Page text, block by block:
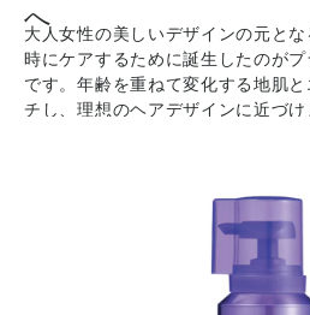
へ
大人女性の美しいデザインの元と
時にケアするために誕生したのが
です。年齢を重ねて変化する地肌
チし、理想のヘアデザインに近づけ